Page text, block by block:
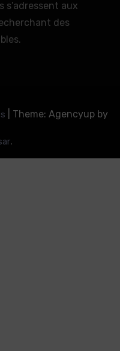
s’adressent aux
des
Theme: Agencyup by
.